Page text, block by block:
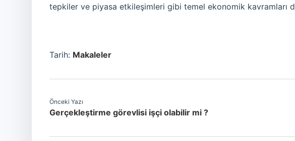
tepkiler ve piyasa etkileşimleri gibi temel ekonomik kavramları
Tarih: Makaleler
Önceki Yazı
Gerçekleştirme görevlisi işçi olabilir mi ?